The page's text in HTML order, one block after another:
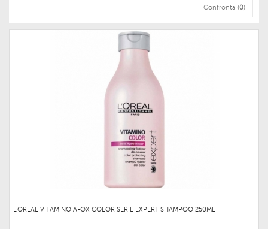
Confronta (0)
L'OREAL VITAMINO A-OX COLOR SERIE EXPERT SHAMPOO 250ML